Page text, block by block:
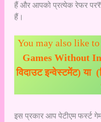
हैं और आपको प्रत्येक रेफर
हैं।
You may also like
Games Without
विदाउट इन्वेस्टमेंट) या
इस प्रकार आप पेटीएम